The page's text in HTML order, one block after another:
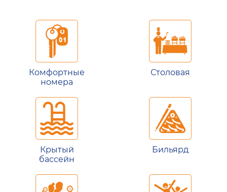
Комфортные
номера
Столовая
Крытый
бассейн
Бильярд